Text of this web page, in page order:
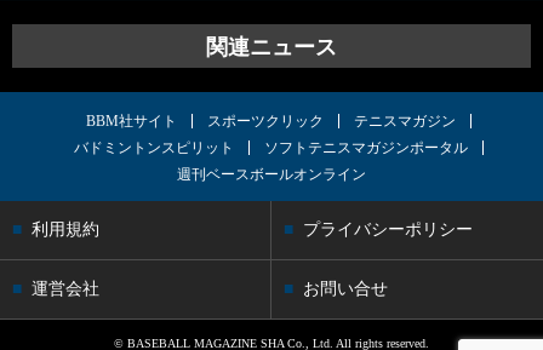
関連ニュース
BBM社サイト スポーツクリック
テニスマガジン
バドミントンスピリット
ソフトテニスマガジンポータル
週刊ベースボールオンライン
利用規約 プライバシーポリシー
運営会社 お問い合せ
© BASEBALL MAGAZINE SHA Co., Ltd. All rights reserved.